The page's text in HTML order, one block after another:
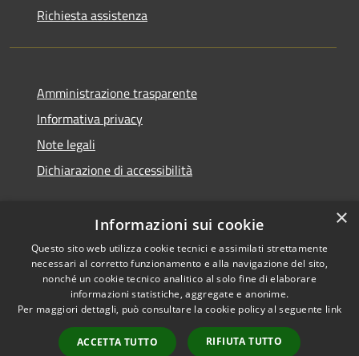
Richiesta assistenza
Amministrazione trasparente
Informativa privacy
Note legali
Dichiarazione di accessibilità
RSS
Accessibilità
Copyright © 2026 • Comune di
byMunicipium
Accesso
×
Informazioni sui cookie
Questo sito web utilizza cookie tecnici e assimilati strettamente
necessari al corretto funzionamento e alla navigazione del sito,
nonché un cookie tecnico analitico al solo fine di elaborare
informazioni statistiche, aggregate e anonime.
Per maggiori dettagli, può consultare la cookie policy al seguente link
ACCETTA TUTTO RIFIUTA TUTTO